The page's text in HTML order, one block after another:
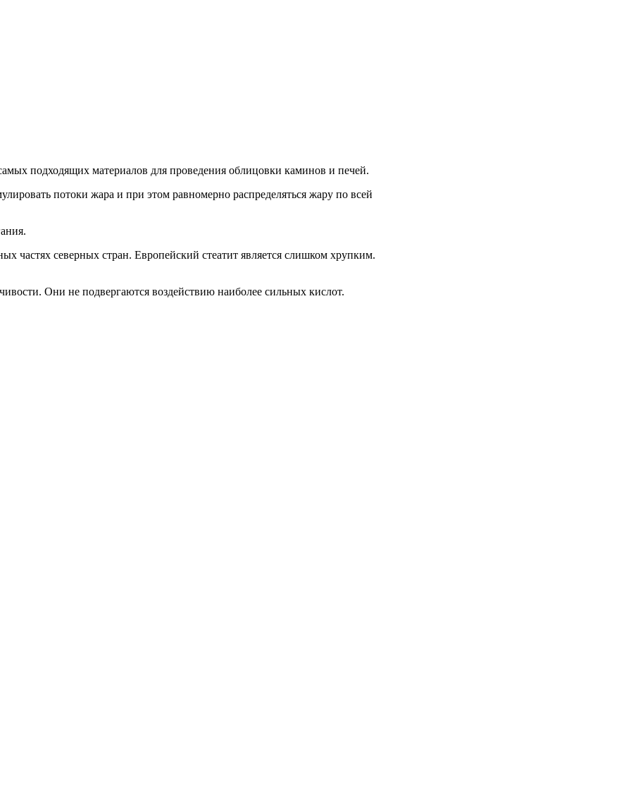
подходящих материалов для проведения облицовки каминов и печей.
потоки жара и при этом равномерно распределяться жару по всей
частях северных стран. Европейский стеатит является слишком хрупким.
Они не подвергаются воздействию наиболее сильных кислот.